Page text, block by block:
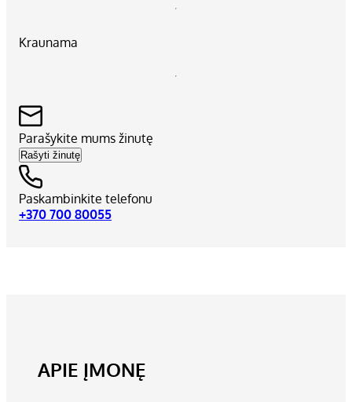
Kraunama
Parašykite mums žinutę
Rašyti žinutę
Paskambinkite telefonu
+370 700 80055
APIE ĮMONĘ